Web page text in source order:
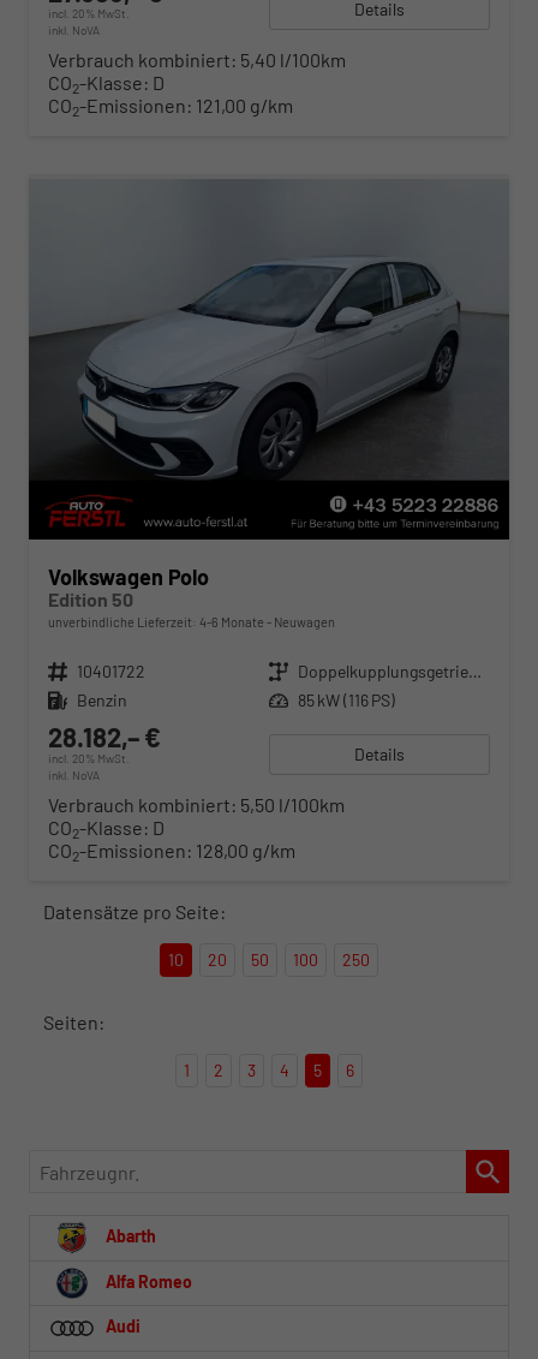
incl. 20% MwSt.
inkl. NoVA
Details
Verbrauch kombiniert: 5,40 l/100km
CO2-Klasse: D
CO2-Emissionen: 121,00 g/km
Volkswagen Polo
Edition 50
unverbindliche Lieferzeit: 4-6 Monate Neuwagen
Fahrzeugnr. 10401722 Getriebe
Doppelkupplungsgetriebe (DSG)
Kraftstoff Benzin Leistung 85 kW (116 PS)
28.182,– €
incl. 20% MwSt.
inkl. NoVA
Details
Verbrauch kombiniert: 5,50 l/100km
CO2-Klasse: D
CO2-Emissionen: 128,00 g/km
Datensätze pro Seite:
10 20 50 100 250
Seiten:
1 2 3 4 5 6
Fahrzeugnr.
Abarth
Alfa Romeo
Audi